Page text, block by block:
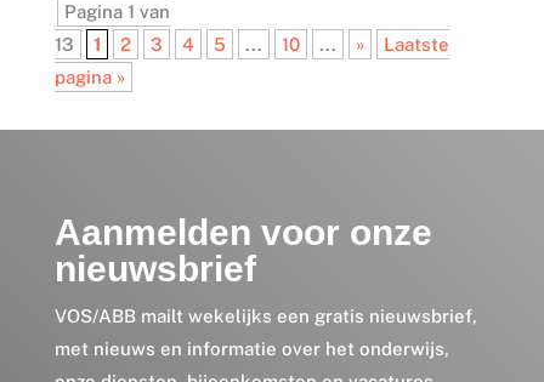
Pagina 1 van
13
1 2 3 4 5 ... 10 ... »
Laatste
pagina »
Aanmelden voor onze
nieuwsbrief
VOS/ABB mailt wekelijks een gratis nieuwsbrief,
met nieuws en informatie over het onderwijs,